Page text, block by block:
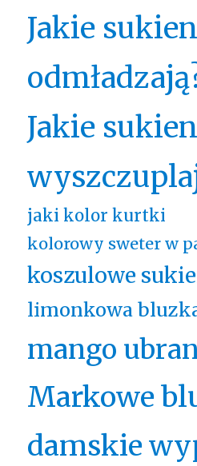
Jakie
Jakie
jaki kolor kurtki
kolorowy sweter w
koszulowe
limonkowa
mango
Markowe
damskie